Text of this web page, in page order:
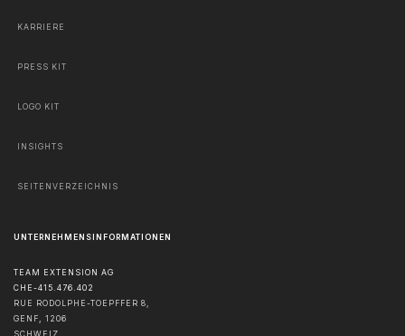
KARRIERE
PRESS KIT
LOGO KIT
INSIGHTS
SEITENVERZEICHNIS
UNTERNEHMENSINFORMATIONEN
TEAM EXTENSION AG
CHE-415.476.402
RUE RODOLPHE-TOEPFFER 8,
GENF, 1206